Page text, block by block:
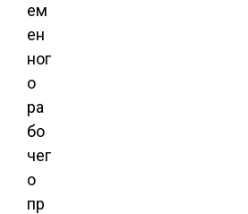
ем
ен
ног
о
ра
бо
чег
о
пр